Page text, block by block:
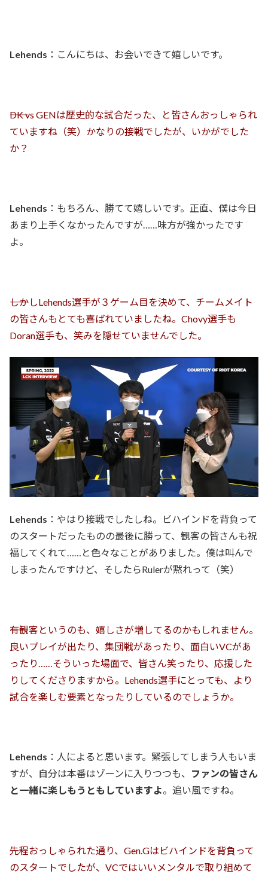
Lehends ：こんにちは、お会いできて嬉しいです。
――DK vs GENは歴史的な試合だった、と皆さんおっしゃられ
ていますね（笑）かなりの接戦でしたが、いかがでした
か？
Lehends ：もちろん、勝てて嬉しいです。正直、僕は今日
あまり上手くなかったんですが……味方が強かったです
よ。
――しかしLehends選手が３ゲーム目を決めて、チームメイト
の皆さんもとても喜ばれていましたね。Chovy選手も
Doran選手も、笑みを隠せていませんでした。
Lehends ：やはり接戦でしたしね。ビハインドを背負って
のスタートだったものの最後に勝って、観客の皆さんも祝
福してくれて……と色々なことがありました。僕は叫んで
しまったんですけど、そしたらRulerが黙れって（笑）
――有観客というのも、嬉しさが増してるのかもしれません。
良いプレイが出たり、集団戦があったり、面白いVCがあ
ったり……そういった場面で、皆さん笑ったり、応援した
りしてくださりますから。Lehends選手にとっても、より
試合を楽しむ要素となったりしているのでしょうか。
Lehends ：人によると思います。緊張してしまう人もいま
すが、自分は本番はゾーンに入りつつも、
ファンの皆さん
と一緒に楽しもうともしていますよ。追い風ですね。
――先程おっしゃられた通り、Gen.Gはビハインドを背負って
のスタートでしたが、VCではいいメンタルで取り組めて